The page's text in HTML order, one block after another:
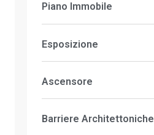
Piano Immobile
Esposizione
Ascensore
Barriere Architettoniche